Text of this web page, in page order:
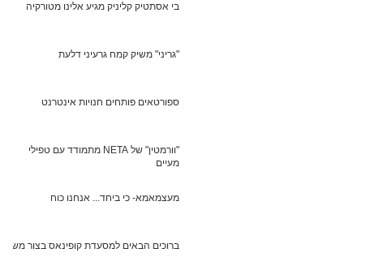
בי אסתטיק קליניק מגיע אלינו מטורקיה
"גריני" משיק קמח גרעיני דלעת
ספורטאים פותחים חנויות אינטרנט
"וורמטין" של NETA מתמודד עם טפילי
מעיים
מעצמאמא- כי ביחד... אנחנו כוח
ברוכים הבאים למסעדת קופינאס בצור משה